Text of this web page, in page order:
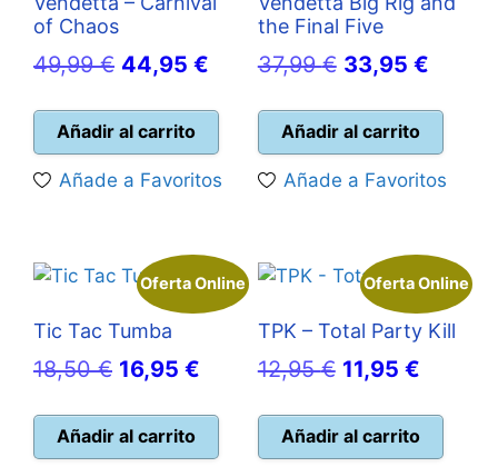
of Chaos
49,99€ El
original
era:
49,99 €.
44,95 €
es:
44,95 €.
Añadir al carrito
Añade a Favoritos
the Final Five
37,99€ El
original
era:
37,99 €.
33,95 €El
es:
33,95
Añadir al carrito
Añade a Favoritos
Oferta Online
Tic Tac Tumba
18,50€ El
original
16,95 €
Añadir al carrito
Oferta Online
TPK – Total Party Kill
12,95€ El
original
11,95 €El
actual
Añadir al carrito